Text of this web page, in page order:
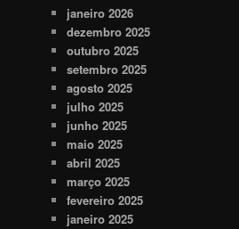
janeiro 2026
dezembro 2025
outubro 2025
setembro 2025
agosto 2025
julho 2025
junho 2025
maio 2025
abril 2025
março 2025
fevereiro 2025
janeiro 2025